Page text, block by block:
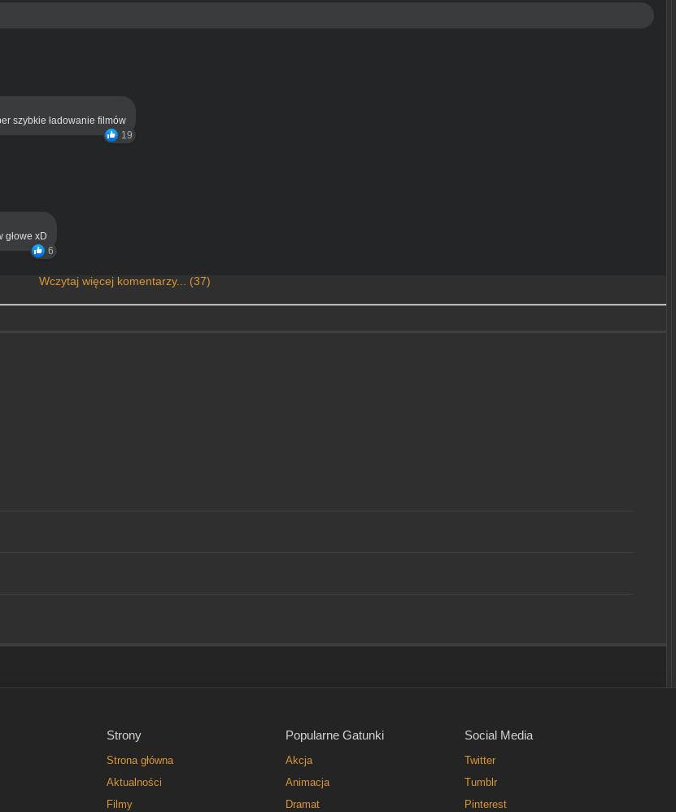
szybkie ładowanie filmów
19
głowe xD
6
Wczytaj więcej komentarzy... (37)
Strony
Strona główna
Aktualności
Filmy
Popularne Gatunki
Akcja
Animacja
Dramat
Social Media
Twitter
Tumblr
Pinterest